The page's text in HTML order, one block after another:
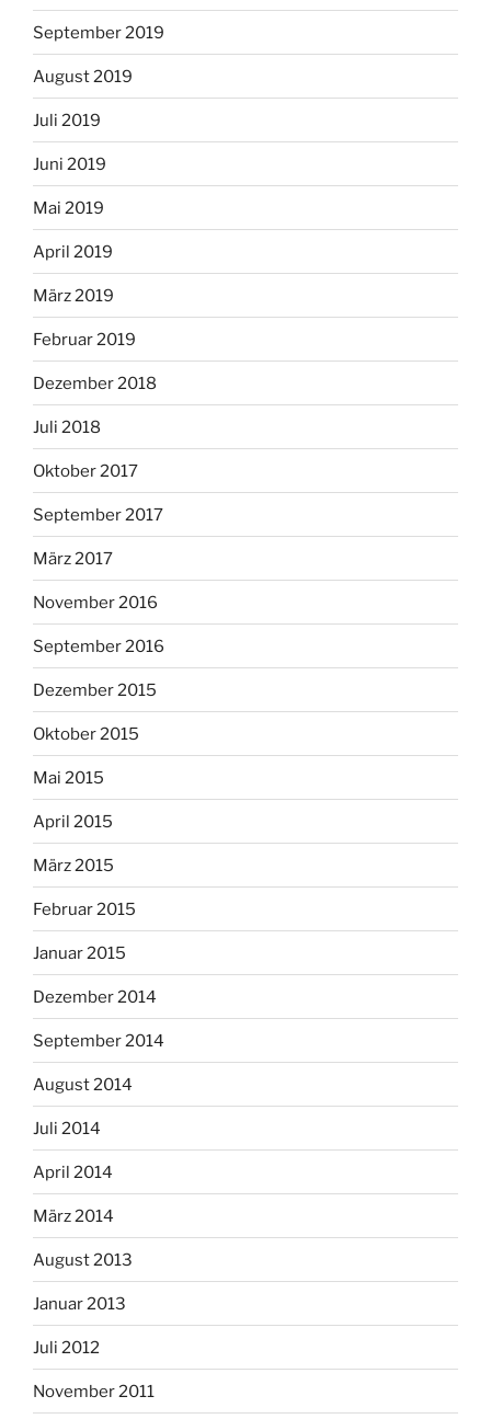
September 2019
August 2019
Juli 2019
Juni 2019
Mai 2019
April 2019
März 2019
Februar 2019
Dezember 2018
Juli 2018
Oktober 2017
September 2017
März 2017
November 2016
September 2016
Dezember 2015
Oktober 2015
Mai 2015
April 2015
März 2015
Februar 2015
Januar 2015
Dezember 2014
September 2014
August 2014
Juli 2014
April 2014
März 2014
August 2013
Januar 2013
Juli 2012
November 2011